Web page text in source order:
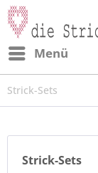
Menü
Strick-Sets
Strick-Sets